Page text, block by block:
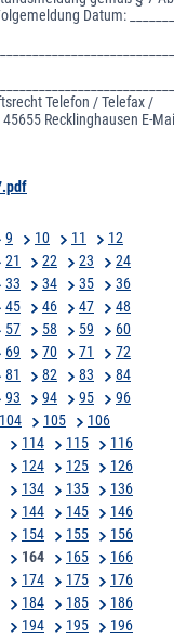
Datum:
Telefon / Telefax /
45655 Recklinghausen E-
9 10 11
12
21 22 23
24
33 34 35
36
45 46 47
48
57 58 59
60
69 70 71
72
81 82 83
84
93 94 95
96
104 105
106
114 115
116
124 125
126
134 135
136
144 145
146
154 155
156
164 165
166
174 175
176
184 185
186
194 195
196